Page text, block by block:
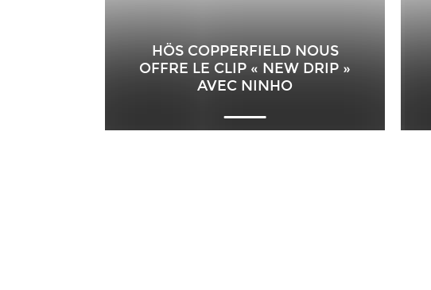
HÖS COPPERFIELD NOUS
OFFRE LE CLIP « NEW DRIP »
AVEC NINHO